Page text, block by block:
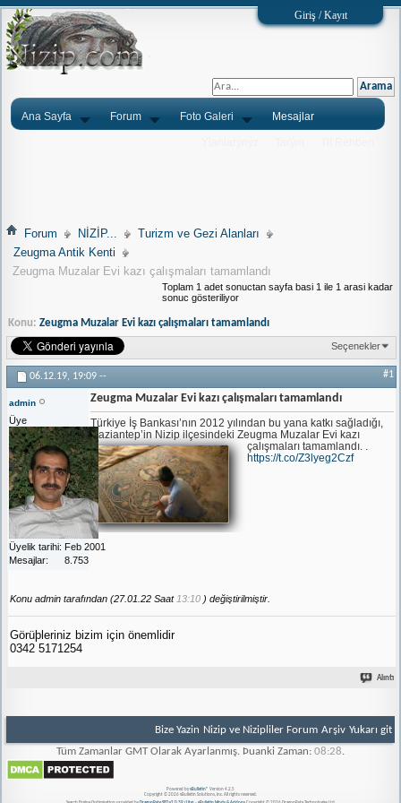
Giriş / Kayıt
Ana Sayfa Forum Foto Galeri Mesajlar
Forum NİZİP...
Turizm ve Gezi Alanları
Zeugma Antik Kenti
Zeugma Muzalar Evi kazı çalışmaları tamamlandı
Toplam 1 adet sonuctan sayfa basi 1 ile 1 arasi kadar
sonuc gösteriliyor
Konu: Zeugma Muzalar Evi kazı çalışmaları tamamlandı
Seçenekler
06.12.19, 19:09 -- #1
admin
Üye
Üyelik tarihi Feb 2001
Mesajlar
8.753
Zeugma Muzalar Evi kazı çalışmaları tamamlandı
Türkiye İş Bankası’nın 2012 yılından bu yana katkı sağladığı,
Gaziantep’in Nizip ilçesindeki Zeugma Muzalar Evi kazı
çalışmaları tamamlandı.
https://t.co/Z3lyeg2Czf
Konu admin tarafından (27.01.22 Saat13:10 ) değiştirilmiştir.
Görüþleriniz bizim için önemlidir
0342 5171254
Alıntı
Bize Yazin Nizip ve Nizipliler Forum Arşiv Yukarı git
Tüm Zamanlar GMT Olarak Ayarlanmış. Þuanki Zaman: 08:28.
Powered by vBulletin® Version 4.2.5
Copyright © 2026 vBulletin Solutions, Inc. All rights reserved.